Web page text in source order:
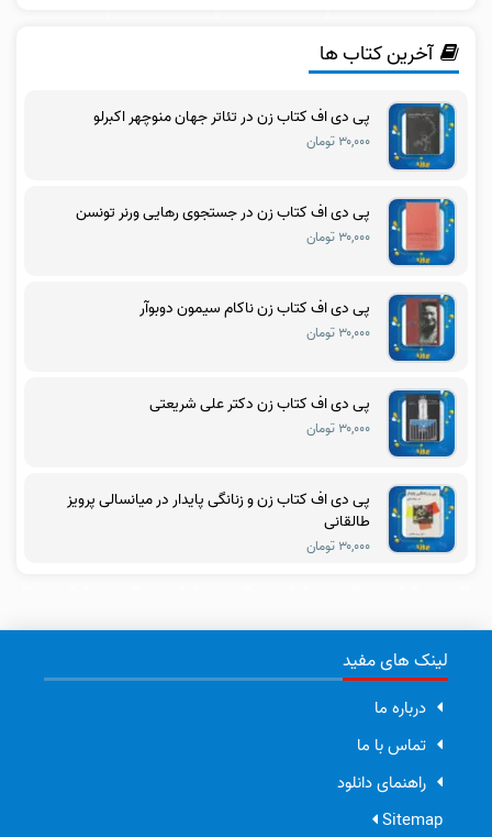
آخرین کتاب ها
پی دی اف کتاب زن در تئاتر جهان منوچهر اکبرلو
۳۰,۰۰۰ تومان
پی دی اف کتاب زن در جستجوی رهایی ورنر تونسن
۳۰,۰۰۰ تومان
پی دی اف کتاب زن ناکام سیمون دوبوآر
۳۰,۰۰۰ تومان
پی دی اف کتاب زن دکتر علی شریعتی
۳۰,۰۰۰ تومان
پی دی اف کتاب زن و زنانگی پایدار در میانسالی پرویز
طالقانی
۳۰,۰۰۰ تومان
لینک های مفید
درباره ما
تماس با ما
راهنمای دانلود
Sitemap